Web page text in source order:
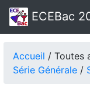
ECEBac
Accueil / Toutes
Série Générale /